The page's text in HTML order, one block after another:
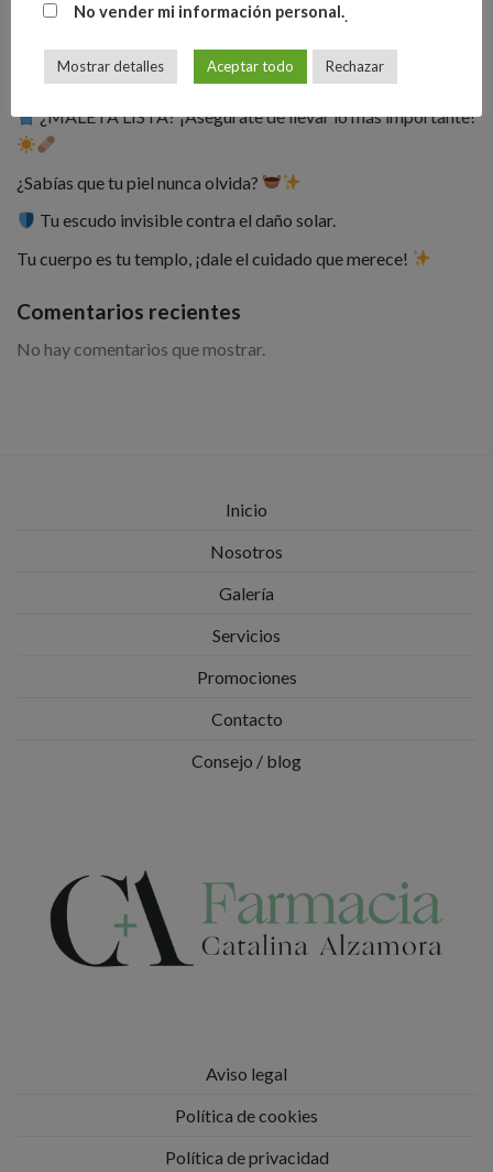
Tu piel tiene memoria. Protégela del sol.
¿MALETA LISTA? ¡Asegúrate de llevar lo más importante!
¿Sabías que tu piel nunca olvida?
Tu escudo invisible contra el daño solar.
Tu cuerpo es tu templo, ¡dale el cuidado que merece!
Comentarios recientes
No hay comentarios que mostrar.
Inicio
Nosotros
Galería
Servicios
Promociones
Contacto
Consejo / blog
Aviso legal
Política de cookies
Política de privacidad
No vender mi información personal.
Mostrar detalles Aceptar todo Rechazar